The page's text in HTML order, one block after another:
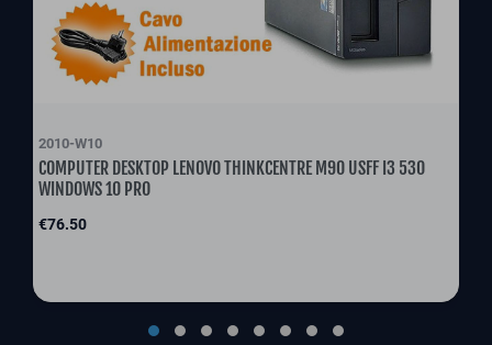
2010-W10
COMPUTER DESKTOP LENOVO THINKCENTRE M90 USFF I3 530
WINDOWS 10 PRO
Price
€76.50